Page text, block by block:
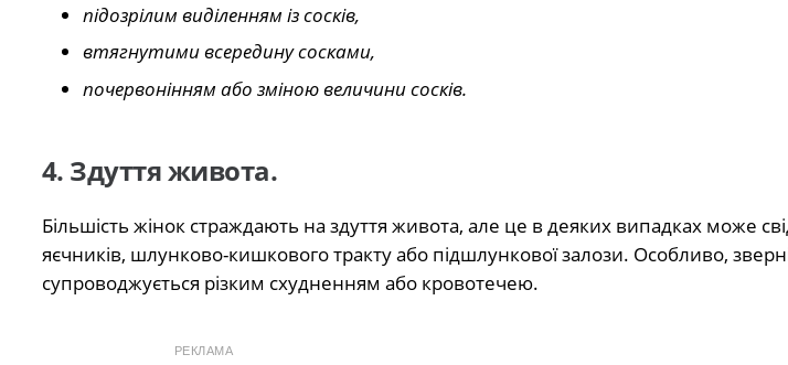
підозрілим виділенням із сосків,
втягнутими всередину сосками,
почервонінням або зміною величини сосків.
4. Здуття живота.
Більшість жінок страждають на здуття живота, але це в деяких випадках може
яєчників, шлунково-кишкового тракту або підшлункової залози. Особливо,
супроводжується різким схудненням або кровотечею.
РЕКЛАМА